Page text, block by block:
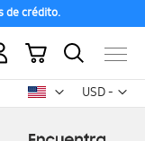
de crédito.
USD -
dólar
Mi carrito